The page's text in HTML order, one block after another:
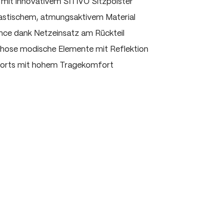
innovativem SITIVO Sitzpolster
atmungsaktivem Material
dank Netzeinsatz am Rückteil
modische Elemente mit Reflektion
mit hohem Tragekomfort